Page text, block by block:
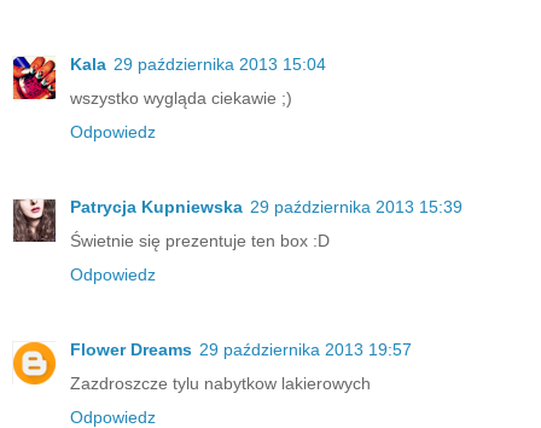
Kala 29 października 2013 15:04
wszystko wygląda ciekawie ;)
Odpowiedz
Patrycja Kupniewska 29 października 2013 15:39
Świetnie się prezentuje ten box :D
Odpowiedz
Flower Dreams 29 października 2013 19:57
Zazdroszcze tylu nabytkow lakierowych
Odpowiedz